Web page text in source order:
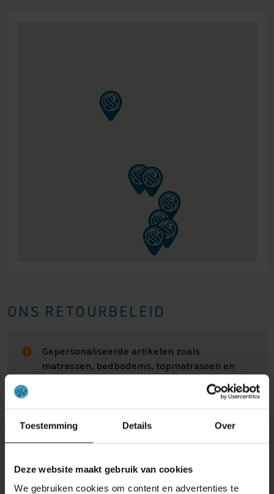
Toestemming Details Over
Deze website maakt gebruik van cookies
We gebruiken cookies om content en advertenties te
ONS RETOURBELEID
Gepersonaliseerde artikelen zoals
matrassen, bedbodems, topmatrassen en
boxspringsets vallen NIET onder de retour
regels en kunnen niet door ons retour
retour wilt sturen. Wellicht omdat het product toch niet
bevalt of misschien dat er een andere reden is waarom